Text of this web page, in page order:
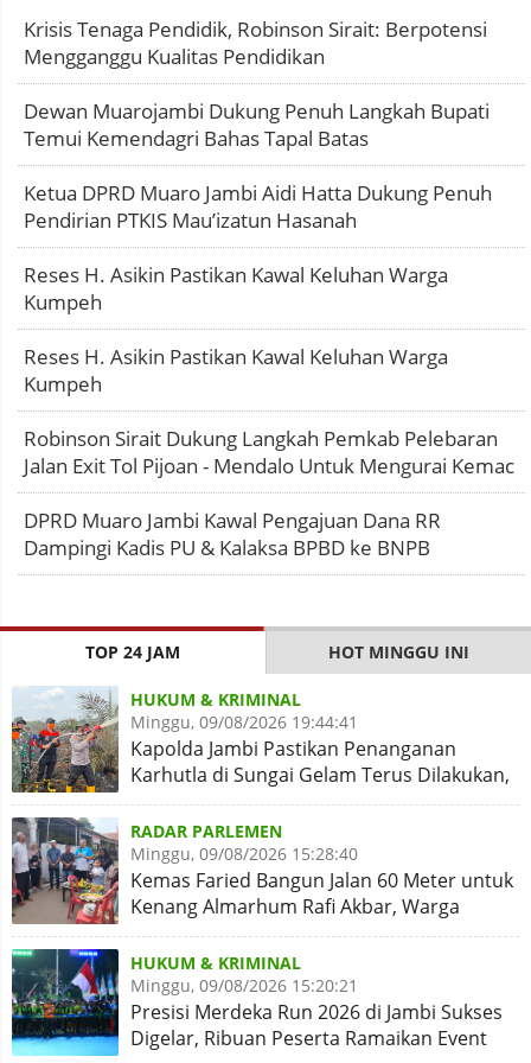
Krisis Tenaga Pendidik, Robinson Sirait: Berpotensi
Mengganggu Kualitas Pendidikan
Dewan Muarojambi Dukung Penuh Langkah Bupati
Temui Kemendagri Bahas Tapal Batas
Ketua DPRD Muaro Jambi Aidi Hatta Dukung Penuh
Pendirian PTKIS Mau’izatun Hasanah
Reses H. Asikin Pastikan Kawal Keluhan Warga
Kumpeh
Reses H. Asikin Pastikan Kawal Keluhan Warga
Kumpeh
Robinson Sirait Dukung Langkah Pemkab Pelebaran
Jalan Exit Tol Pijoan - Mendalo Untuk Mengurai Kemac
DPRD Muaro Jambi Kawal Pengajuan Dana RR
Dampingi Kadis PU & Kalaksa BPBD ke BNPB
TOP 24 JAM HOT MINGGU INI
HUKUM & KRIMINAL
Minggu, 09/08/2026 19:44:41
Kapolda Jambi Pastikan Penanganan
Karhutla di Sungai Gelam Terus Dilakukan,
Sinergi Diperkuat
RADAR PARLEMEN
Minggu, 09/08/2026 15:28:40
Kemas Faried Bangun Jalan 60 Meter untuk
Kenang Almarhum Rafi Akbar, Warga
Simpang Rimbo Syukuran
HUKUM & KRIMINAL
Minggu, 09/08/2026 15:20:21
Presisi Merdeka Run 2026 di Jambi Sukses
Digelar, Ribuan Peserta Ramaikan Event